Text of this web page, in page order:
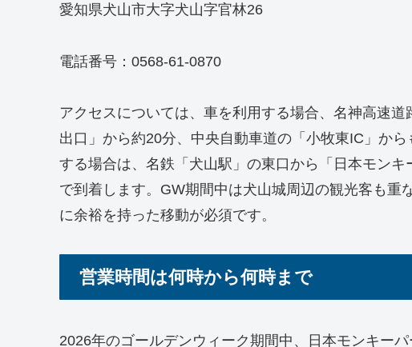
愛知県犬山市大字犬山字官林26
電話番号：0568-61-0870
アクセスについては、車を利用する場合、名神高速
出口」から約20分、中央自動車道の「小牧東IC」か
する場合は、名鉄「犬山駅」の東口から「日本モン
で到着します。GW期間中は犬山城周辺の観光客も重
に余裕を持った移動が必須です。
営業時間は何時から何時まで
2026年のゴールデンウィーク期間中、日本モンキー